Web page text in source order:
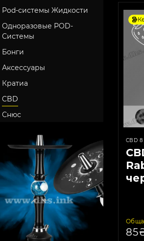
Pod-системы Жидкости
Одноразовые POD-
Системы
Бонги
Аксессуары
Кратиа
CBD
Снюс
CBD 8